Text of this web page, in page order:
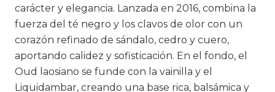
carácter y elegancia. Lanzada en 2016, combina la
fuerza del té negro y los clavos de olor con un
corazón refinado de sándalo, cedro y cuero,
aportando calidez y sofisticación. En el fondo, el
Oud laosiano se funde con la vainilla y el
Liquidambar, creando una base rica, balsámica y